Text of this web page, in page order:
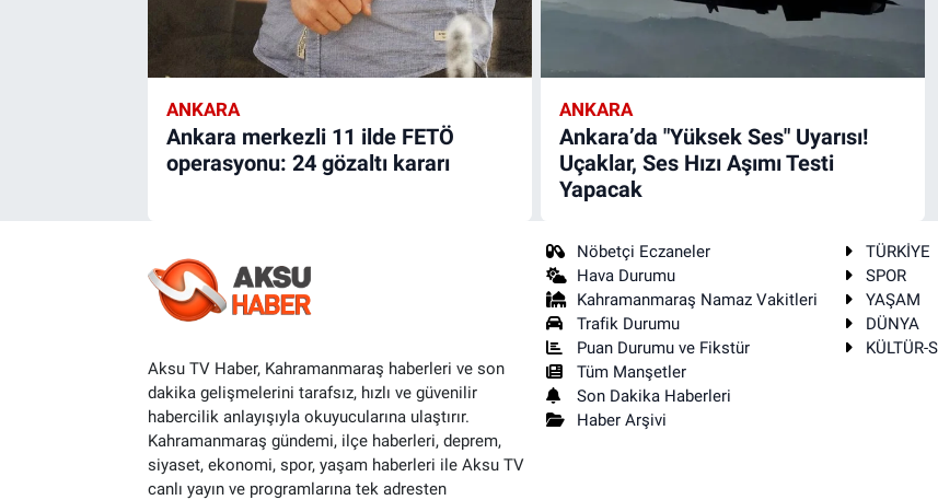
ANKARA
Ankara merkezli 11 ilde FETÖ
operasyonu: 24 gözaltı kararı
ANKARA
Ankara’da "Yüksek Ses" Uyarısı!
Uçaklar, Ses Hızı Aşımı Testi
Yapacak
Aksu TV Haber, Kahramanmaraş haberleri ve son
dakika gelişmelerini tarafsız, hızlı ve güvenilir
habercilik anlayışıyla okuyucularına ulaştırır.
Kahramanmaraş gündemi, ilçe haberleri, deprem,
siyaset, ekonomi, spor, yaşam haberleri ile Aksu TV
canlı yayın ve programlarına tek adresten
Nöbetçi Eczaneler
Hava Durumu
Kahramanmaraş Namaz Vakitleri
Trafik Durumu
Puan Durumu ve Fikstür
Tüm Manşetler
Son Dakika Haberleri
Haber Arşivi
TÜRKİYE
SPOR
YAŞAM
DÜNYA
KÜLTÜR-